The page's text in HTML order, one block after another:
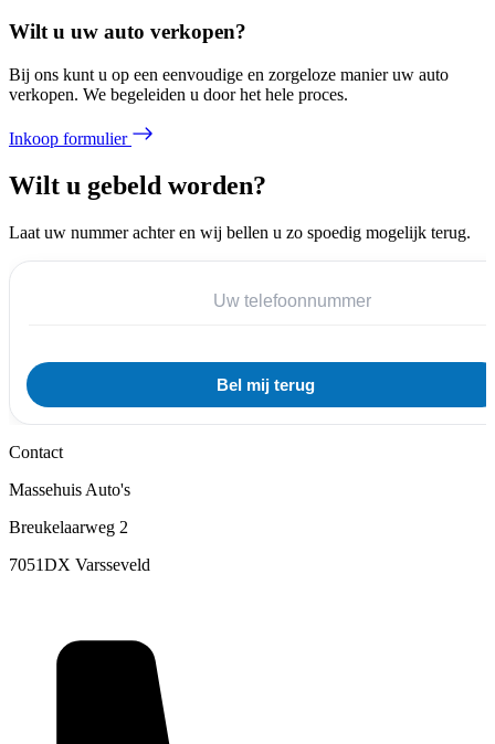
Wilt u uw auto verkopen?
Bij ons kunt u op een eenvoudige en zorgeloze manier uw auto
verkopen. We begeleiden u door het hele proces.
Inkoop formulier
Wilt u gebeld worden?
Laat uw nummer achter en wij bellen u zo spoedig mogelijk terug.
Contact
Massehuis Auto's
Breukelaarweg 2
7051DX Varsseveld